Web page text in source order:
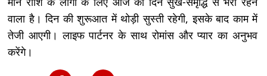
वाला है। दिन की शुरूआत में थोड़ी सुस्ती रहेगी, इसके बाद काम में
तेजी आएगी। लाइफ पार्टनर के साथ रोमांस और प्यार का अनुभव
करेंगे।